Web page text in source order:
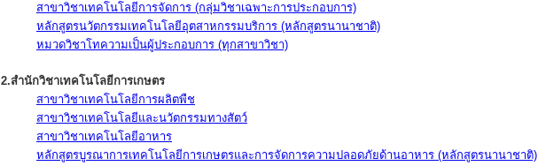
สาขาวิชาเทคโนโลยีการจัดการ (กลุ่มวิชาเฉพาะการประกอบการ)
หลักสูตรนวัตกรรมเทคโนโลยีอุตสาหกรรมบริการ (หลักสูตรนานาชาติ)
หมวดวิชาโทความเป็นผู้ประกอบการ (ทุกสาขาวิชา)
2.สำนักวิชาเทคโนโลยีการเกษตร
สาขาวิชาเทคโนโลยีการผลิตพืช
สาขาวิชาเทคโนโลยีและนวัตกรรมทางสัตว์
สาขาวิชาเทคโนโลยีอาหาร
หลักสูตรบูรณาการเทคโนโลยีการเกษตรและการจัดการความปลอดภัยด้านอาหาร (หลักสูตรนานาชาติ)